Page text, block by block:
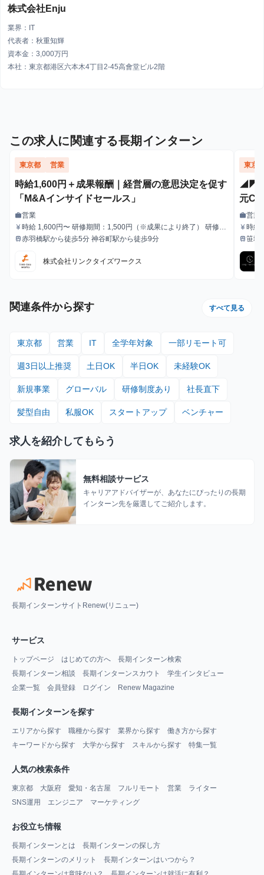
株式会社Enju
業界：IT
代表者：秋重知輝
資本金：3,000万円
本社：東京都港区六本木4丁目2-45高會堂ビル2階
この求人に関連する長期インターン
東京都 営業
時給1,600円＋成果報酬｜経営層の意思決定を促す
「M&Aインサイドセールス」
職種
work営業
給与
currency_yen時給 1,600円〜 研修期間：1,500円（※成果により終了） 研修終
了後：1,600円～ ＼アポ獲得によるインセンティブあり／ 1件〜1
はリセットされます 給与モデル ■月48時間稼働、アポ10件の場
合：176,800円 内訳：48時間×時給1,600円＋10件×インセンティ
最寄駅
train赤羽橋駅から徒歩5分 神谷町駅から徒歩9分
株式会社リンクタイズワークス
東京
元
ル・
職種
work営業
給与
currency_yen時給
最寄駅
train笹塚
関連条件から探す すべて見る
東京都 営業 IT 全学年対象 一部リモート可
週3日以上推奨 土日OK 半日OK 未経験OK
新規事業 グローバル 研修制度あり 社長直下
髪型自由 私服OK スタートアップ ベンチャー
求人を紹介してもらう
無料相談サービス
キャリアアドバイザーが、あなたにぴったりの長期
インターン先を厳選してご紹介します。
長期インターンサイトRenew(リニュー)
サービス
トップページ はじめての方へ
長期インターン検索
長期インターン相談
長期インターンスカウト
学生インタビュー
企業一覧
会員登録 ログイン Renew Magazine
長期インターンを探す
エリアから探す 職種から探す 業界から探す
働き方から探す
キーワードから探す
大学から探す スキルから探す 特集一覧
人気の検索条件
東京都 大阪府 愛知・名古屋 フルリモート 営業
ライター
SNS運用
エンジニア マーケティング
お役立ち情報
長期インターンとは
長期インターンの探し方
長期インターンのメリット
長期インターンはいつから？